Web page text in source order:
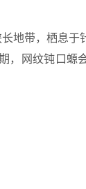
地带，栖息于
，网纹钝口螈